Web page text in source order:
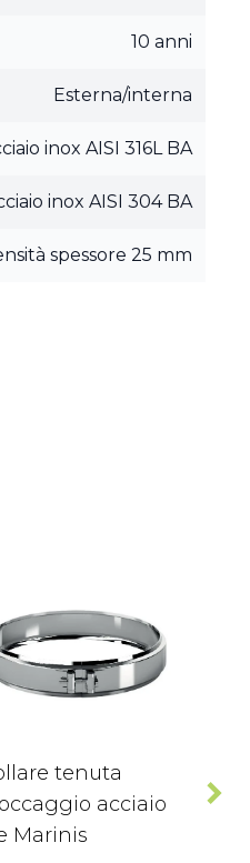
10 anni
Esterna/interna
inox AISI 316L BA
inox AISI 304 BA
spessore 25 mm
tenuta
acciaio
Marinis